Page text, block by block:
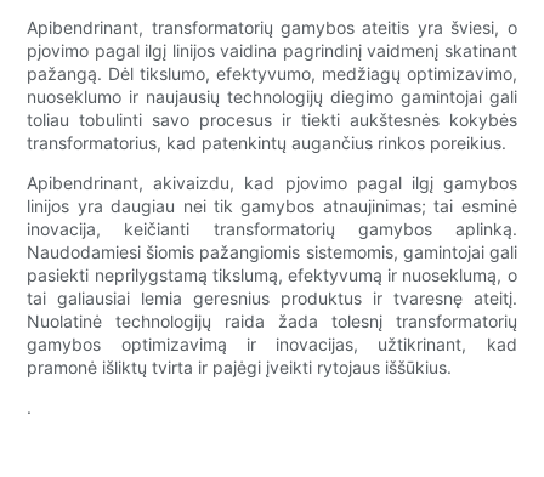
Apibendrinant, transformatorių gamybos ateitis yra šviesi, o
pjovimo pagal ilgį linijos vaidina pagrindinį vaidmenį skatinant
pažangą. Dėl tikslumo, efektyvumo, medžiagų optimizavimo,
nuoseklumo ir naujausių technologijų diegimo gamintojai gali
toliau tobulinti savo procesus ir tiekti aukštesnės kokybės
transformatorius, kad patenkintų augančius rinkos poreikius.
Apibendrinant, akivaizdu, kad pjovimo pagal ilgį gamybos
linijos yra daugiau nei tik gamybos atnaujinimas; tai esminė
inovacija, keičianti transformatorių gamybos aplinką.
Naudodamiesi šiomis pažangiomis sistemomis, gamintojai gali
pasiekti neprilygstamą tikslumą, efektyvumą ir nuoseklumą, o
tai galiausiai lemia geresnius produktus ir tvaresnę ateitį.
Nuolatinė technologijų raida žada tolesnį transformatorių
gamybos optimizavimą ir inovacijas, užtikrinant, kad
pramonė išliktų tvirta ir pajėgi įveikti rytojaus iššūkius.
.